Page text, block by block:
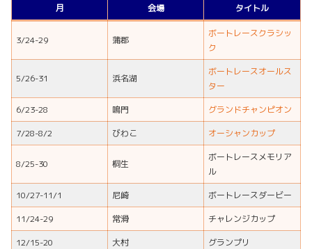
月 会場 タイトル
3/24-29 蒲郡
ボートレースクラシッ
ク
5/26-31 浜名湖
ボートレースオールス
ター
6/23-28
鳴門
グランドチャンピオン
7/28-8/2
びわこ オーシャンカップ
8/25-30 桐生
ボートレースメモリア
ル
10/27-11/1
尼崎
ボートレースダービー
11/24-29
常滑
チャレンジカップ
12/15-20
大村 グランプリ